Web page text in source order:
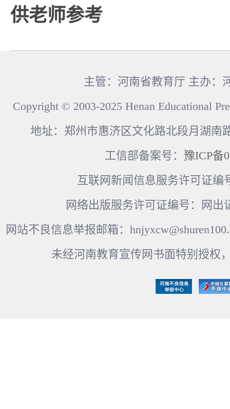
供老师参考
主管：河南省教育厅 主办：
Copyright © 2003-2025 Henan Educational
地址：郑州市惠济区文化路北段月湖南
工信部备案号： 豫ICP备
互联网新闻信息服务许可证编
网络出版服务许可证编号：网出
网站不良信息举报邮箱：
未经河南教育宣传网书面特别授权